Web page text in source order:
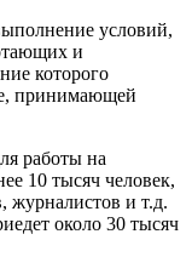
условий,
и
которого
принимающей
работы на
10 тысяч человек,
журналистов и т.д.
около 30 тысяч